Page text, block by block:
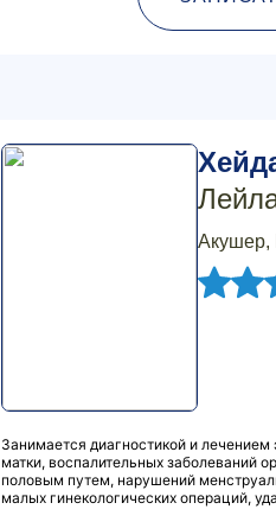
Акушер,
Занимается диагностикой и
матки, воспалительных заболеваний
половым путем, нарушений
малых гинекологических операций,